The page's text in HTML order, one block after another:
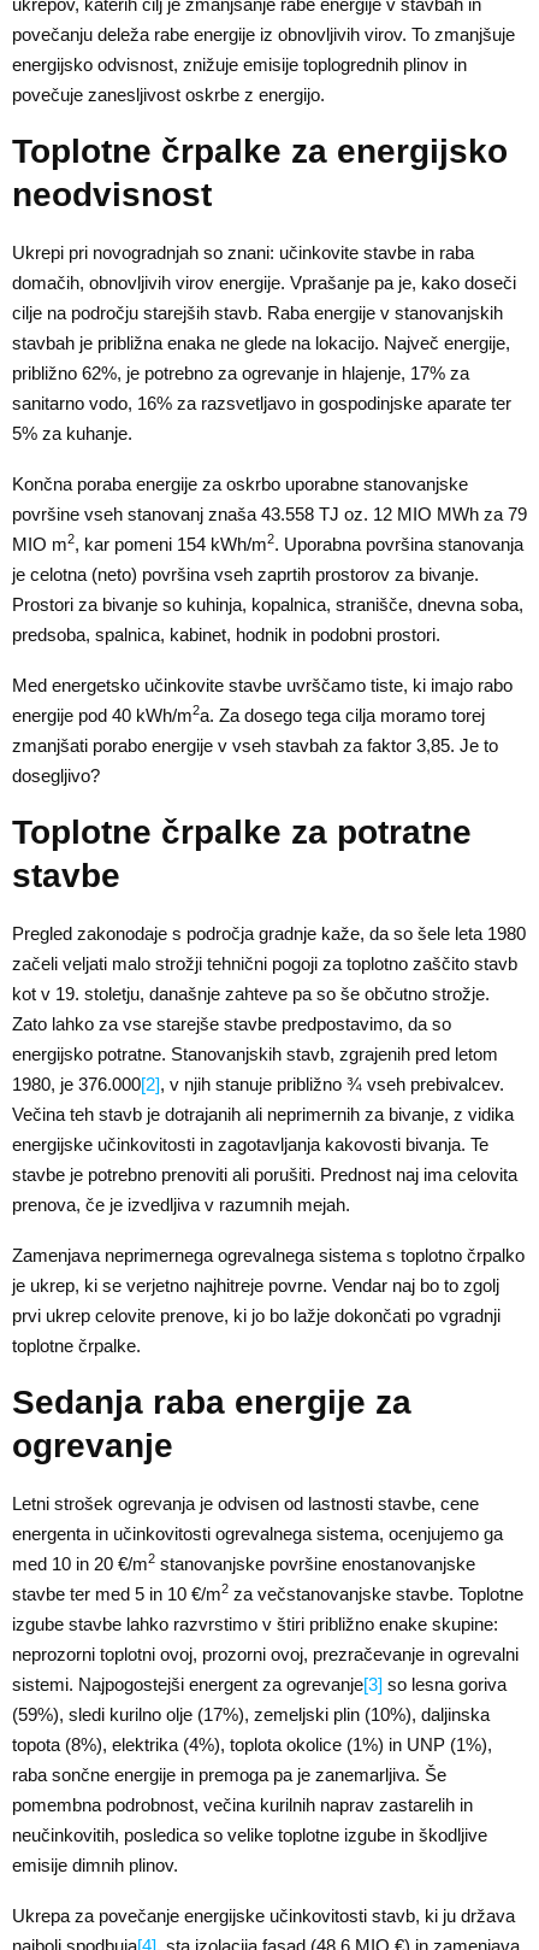
ukrepov, katerih cilj je zmanjšanje rabe energije v stavbah in
povečanju deleža rabe energije iz obnovljivih virov. To zmanjšuje
energijsko odvisnost, znižuje emisije toplogrednih plinov in
povečuje zanesljivost oskrbe z energijo.
Toplotne črpalke za energijsko
neodvisnost
Ukrepi pri novogradnjah so znani: učinkovite stavbe in raba
domačih, obnovljivih virov energije. Vprašanje pa je, kako doseči
cilje na področju starejših stavb. Raba energije v stanovanjskih
stavbah je približna enaka ne glede na lokacijo. Največ energije,
približno 62%, je potrebno za ogrevanje in hlajenje, 17% za
sanitarno vodo, 16% za razsvetljavo in gospodinjske aparate ter
5% za kuhanje.
Končna poraba energije za oskrbo uporabne stanovanjske
površine vseh stanovanj znaša 43.558 TJ oz. 12 MIO MWh za 79
MIO m2, kar pomeni 154 kWh/m2. Uporabna površina stanovanja
je celotna (neto) površina vseh zaprtih prostorov za bivanje.
Prostori za bivanje so kuhinja, kopalnica, stranišče, dnevna soba,
predsoba, spalnica, kabinet, hodnik in podobni prostori.
Med energetsko učinkovite stavbe uvrščamo tiste, ki imajo rabo
energije pod 40 kWh/m2a. Za dosego tega cilja moramo torej
zmanjšati porabo energije v vseh stavbah za faktor 3,85. Je to
dosegljivo?
Toplotne črpalke za potratne
stavbe
Pregled zakonodaje s področja gradnje kaže, da so šele leta 1980
začeli veljati malo strožji tehnični pogoji za toplotno zaščito stavb
kot v 19. stoletju, današnje zahteve pa so še občutno strožje.
Zato lahko za vse starejše stavbe predpostavimo, da so
energijsko potratne. Stanovanjskih stavb, zgrajenih pred letom
1980, je 376.000[2], v njih stanuje približno ¾ vseh prebivalcev.
Večina teh stavb je dotrajanih ali neprimernih za bivanje, z vidika
energijske učinkovitosti in zagotavljanja kakovosti bivanja. Te
stavbe je potrebno prenoviti ali porušiti. Prednost naj ima celovita
prenova, če je izvedljiva v razumnih mejah.
Zamenjava neprimernega ogrevalnega sistema s toplotno črpalko
je ukrep, ki se verjetno najhitreje povrne. Vendar naj bo to zgolj
prvi ukrep celovite prenove, ki jo bo lažje dokončati po vgradnji
toplotne črpalke.
Sedanja raba energije za
ogrevanje
Letni strošek ogrevanja je odvisen od lastnosti stavbe, cene
energenta in učinkovitosti ogrevalnega sistema, ocenjujemo ga
med 10 in 20 €/m2 stanovanjske površine enostanovanjske
stavbe ter med 5 in 10 €/m2 za večstanovanjske stavbe. Toplotne
izgube stavbe lahko razvrstimo v štiri približno enake skupine:
neprozorni toplotni ovoj, prozorni ovoj, prezračevanje in ogrevalni
sistemi. Najpogostejši energent za ogrevanje[3] so lesna goriva
(59%), sledi kurilno olje (17%), zemeljski plin (10%), daljinska
topota (8%), elektrika (4%), toplota okolice (1%) in UNP (1%),
raba sončne energije in premoga pa je zanemarljiva. Še
pomembna podrobnost, večina kurilnih naprav zastarelih in
neučinkovitih, posledica so velike toplotne izgube in škodljive
emisije dimnih plinov.
Ukrepa za povečanje energijske učinkovitosti stavb, ki ju država
najbolj spodbuja[4], sta izolacija fasad (48,6 MIO €) in zamenjava